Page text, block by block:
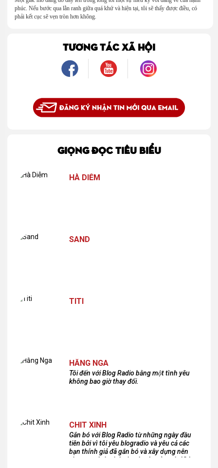
phúc. Nếu bước qua lằn ranh giữa quá khứ và hiện tại, tôi sẽ thấy được điều, có
phải kết cục sẽ vẹn tròn hơn không.
TƯƠNG TÁC XÃ HỘI
GIỌNG ĐỌC TIÊU BIỂU
HÀ DIỄM
SAND
TITI
HẰNG NGA
Tôi đến với Blog Radio bằng một tình yêu
không bao giờ thay đổi.
CHIT XINH
Gắn bó với Blog Radio từ những ngày đầu
tiên bởi vì tôi yêu blogradio và yêu cả các
bạn thính giả đã gắn bó và xây dựng nên
chương trình phát thanh xúc cảm này!Cám